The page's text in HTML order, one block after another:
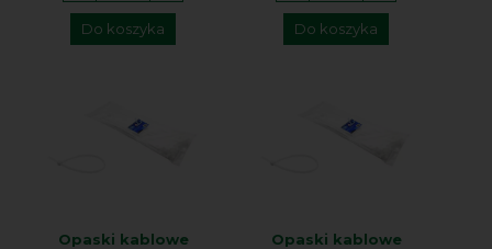
Do koszyka Do koszyka
Opaski kablowe
Opaski kablowe